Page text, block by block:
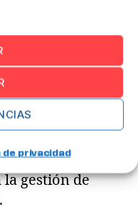
de privacidad
producción
optimización
otras
gestión de